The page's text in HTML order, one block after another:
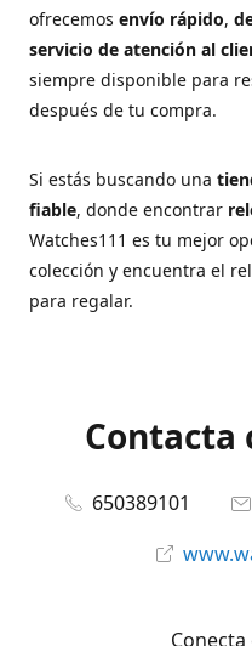
ofrecemos envío rápido,
servicio de atención al
siempre disponible para
después de tu compra.
Si estás buscando una
fiable, donde encontrar
Watches111 es tu mejor
colección y encuentra el
para regalar.
Contacta
650389101